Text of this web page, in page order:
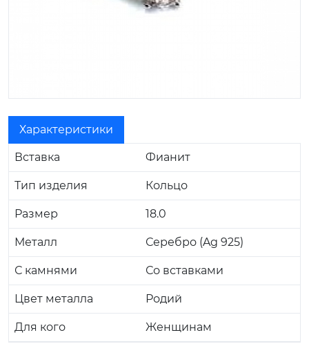
Характеристики
Вставка Фианит
Тип изделия Кольцо
Размер 18.0
Металл Серебро (Ag 925)
С камнями Со вставками
Цвет металла Родий
Для кого Женщинам